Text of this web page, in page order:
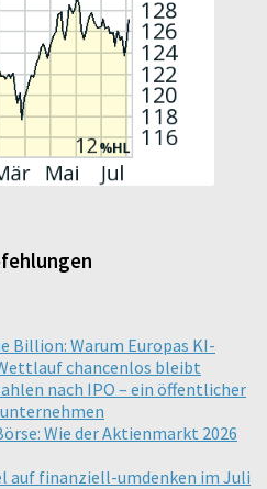
Billion: Warum Europas KI-
chancenlos bleibt
nach IPO – ein öffentlicher
Wie der Aktienmarkt 2026
auf finanziell-umdenken im Juli